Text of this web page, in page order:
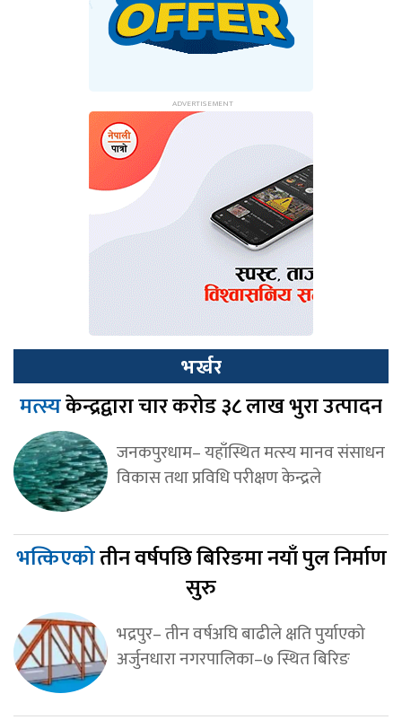
भर्खर
मत्स्यकेन्द्रद्वारा चार करोड ३८ लाख भुरा उत्पादन
जनकपुरधाम– यहाँस्थित मत्स्य मानव संसाधन
विकास तथा प्रविधि परीक्षण केन्द्रले
भत्किएकोतीन वर्षपछि बिरिङमा नयाँ पुल निर्माण
सुरु
भद्रपुर– तीन वर्षअघि बाढीले क्षति पुर्याएको
अर्जुनधारा नगरपालिका–७ स्थित बिरिङ